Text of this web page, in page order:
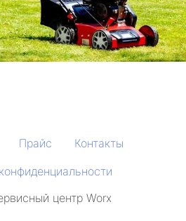
Прайс
Контакты
центр Worx